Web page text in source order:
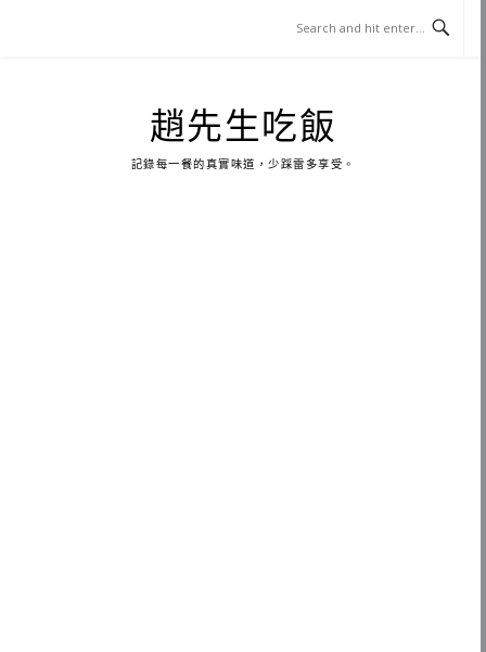
趙先生吃飯
記錄每一餐的真實味道，少踩雷多享受。